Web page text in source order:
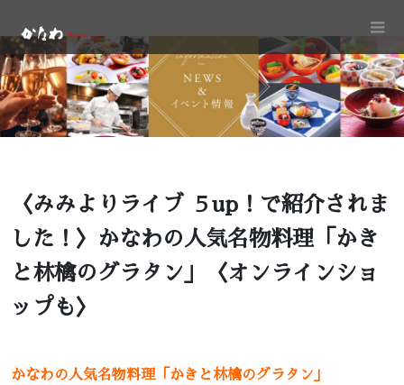
〈みみよりライブ ５up！で紹介されま
した！〉かなわの人気名物料理「かき
と林檎のグラタン」〈オンラインショ
ップも〉
かなわの人気名物料理「かきと林檎のグラタン」